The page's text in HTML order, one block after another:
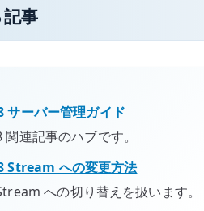
事
サーバー管理ガイド
連記事のハブです。
Stream への変更方法
への切り替えを扱います。